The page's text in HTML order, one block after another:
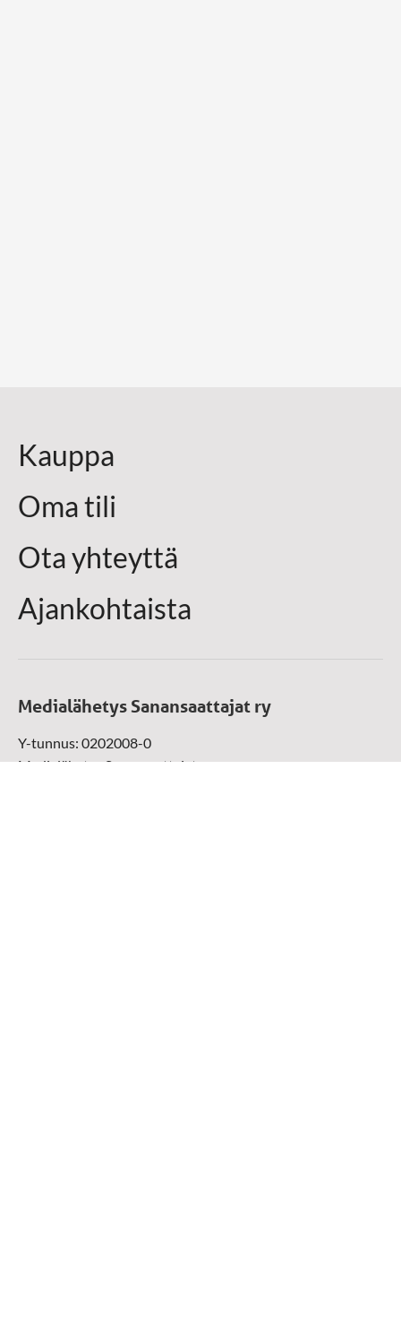
Kauppa
Oma tili
Ota yhteyttä
Ajankohtaista
Medialähetys Sanansaattajat ry
Y-tunnus: 0202008-0
Medialähetys Sanansaattajat ry